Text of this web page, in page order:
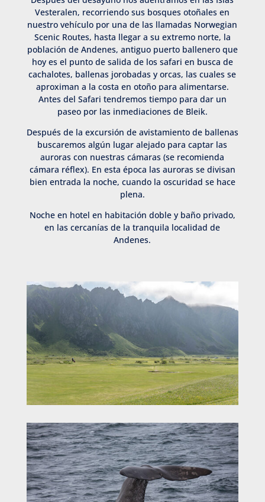
Vesteralen, recorriendo sus bosques otoñales en
nuestro vehículo por una de las llamadas Norwegian
Scenic Routes, hasta llegar a su extremo norte, la
población de Andenes, antiguo puerto ballenero que
hoy es el punto de salida de los safari en busca de
cachalotes, ballenas jorobadas y orcas, las cuales se
aproximan a la costa en otoño para alimentarse.
Antes del Safari tendremos tiempo para dar un
paseo por las inmediaciones de Bleik.
Después de la excursión de avistamiento de ballenas
buscaremos algún lugar alejado para captar las
auroras con nuestras cámaras (se recomienda
cámara réflex). En esta época las auroras se divisan
bien entrada la noche, cuando la oscuridad se hace
plena.
Noche en hotel en habitación doble y baño privado,
en las cercanías de la tranquila localidad de
Andenes.